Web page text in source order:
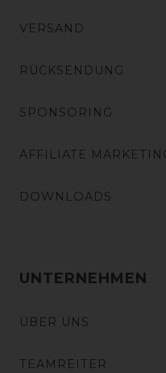
VERSAND
RÜCKSENDUNG
SPONSORING
AFFILIATE
DOWNLOADS
UNTERNEHMEN
ÜBER UNS
TEAMREITER